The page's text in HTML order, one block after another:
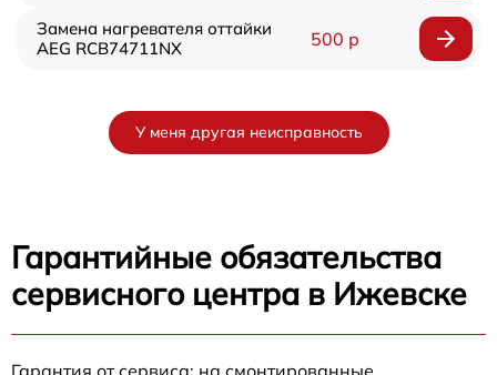
Замена нагревателя оттайки
AEG RCB74711NX
500 р
У меня другая неисправность
Гарантийные обязательства
сервисного центра в Ижевске
Гарантия от сервиса: на смонтированные